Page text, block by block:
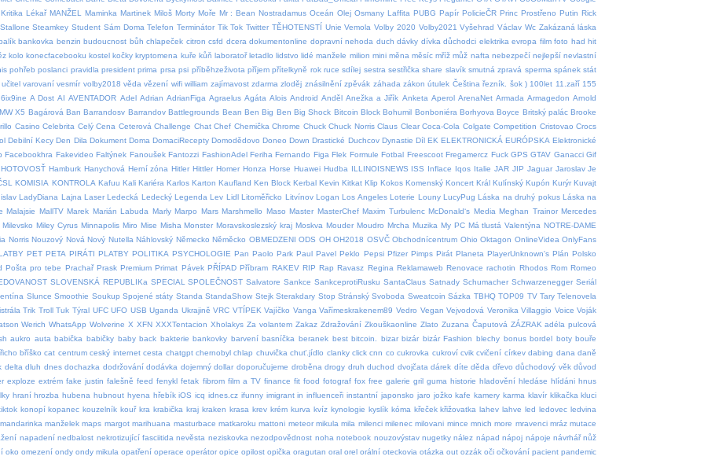
Kritika Lékař MANŽEL Maminka Martinek Miloš Morty Moře Mr : Bean Nostradamus Oceán Olej Osmany Laffita PUBG Papír PolicieČR Princ Prostřeno Putin Rick
Stallone Steamkey Student Sám Doma Telefon Terminátor Tik Tok Twitter TĚHOTENSTÍ Unie Vemola Volby 2020 Volby2021 Vyšehrad Václav Wc Zakázaná láska
bankovka benzin budoucnost bůh chlapeček citron csfd dcera dokumentonline dopravní nehoda duch dávky dívka důchodci elektrika evropa film foto had hit
kolo konecfacebooku kostel kočky kryptomena kuře kůň laboratoř letadlo lidstvo lidé manžele milion mini měna měsíc mříž můž nafta nebezpečí nejlepší nevlastní
pohřeb poslanci pravidla president prima prsa psi příběhzeživota příjem přítelkyně rok ruce sdílej sestra sestřička share slavík smutná zpravá sperma spánek stát
učitel varovaní vesmír volby2018 věda vězení wifi william zajímavost zdarma zloděj znásilnění zpěvák záhada zákon útulek Čeština řezník. šok ) 100let 11.zaří 155
6ix9ine A Dost AI AVENTADOR Adel Adrian AdrianFiga Agraelus Agáta Alois Android Anděl Anežka a Jiřík Anketa Aperol ArenaNet Armada Armagedon Arnold
X5 Bagárová Ban Barrandosv Barrandov Battlegrounds Bean Ben Big Ben Big Shock Bitcoin Block Bohumil Bonboniéra Borhyova Boyce Britský palác Brooke
Casino Celebrita Celý Cena Ceterová Challenge Chat Chef Chemička Chrome Chuck Chuck Norris Claus Clear Coca-Cola Colgate Competition Cristovao Crocs
Debilní Kecy Den Dila Dokument Doma DomaciRecepty Domodědovo Doneo Down Drastické Duchcov Dynastie Díl EK ELEKTRONICKÁ EURÓPSKA Elektronické
Facebookhra Fakevideo Faltýnek Fanoušek Fantozzi FashionAdel Feriha Fernando Figa Flek Formule Fotbal Freescoot Fregamercz Fuck GPS GTAV Ganacci Gif
HOTOVOSŤ Hamburk Hanychová Herní zóna Hitler Hittler Homer Honza Horse Huawei Hudba ILLINOISNEWS ISS Inflace Iqos Italie JAR JIP Jaguar Jaroslav Je
KOMISIA KONTROLA Kafuu Kali Kariéra Karlos Karton Kaufland Ken Block Kerbal Kevin Kitkat Klip Kokos Komenský Koncert Král Kulínský Kupón Kurýr Kuvajt
LadyDiana Lajna Laser Ledecká Ledecký Legenda Lev Lidl Litoměřicko Litvínov Logan Los Angeles Loterie Louny LucyPug Láska na druhý pokus Láska na
Malajsie MallTV Marek Marián Labuda Marly Marpo Mars Marshmello Maso Master MasterChef Maxim Turbulenc McDonald‘s Media Meghan Trainor Mercedes
Milevsko Miley Cyrus Minnapolis Miro Mise Misha Monster Moravskoslezský kraj Moskva Mouder Moudro Mrcha Muzika My PC Má tlustá Valentýna NOTRE-DAME
Norris Nouzový Nová Nový Nutella Náhlovský Německo Něměcko OBMEDZENI ODS OH OH2018 OSVČ Obchodnícentrum Ohio Oktagon OnlineVidea OnlyFans
PET PETA PIRÁTI PLATBY POLITIKA PSYCHOLOGIE Pan Paolo Park Paul Pavel Peklo Pepsi Pfizer Pimps Pirát Planeta PlayerUnknown's Plán Polsko
Pošta pro tebe Prachař Prask Premium Primat Pávek PŘÍPAD Příbram RAKEV RIP Rap Ravasz Regina Reklamaweb Renovace rachotin Rhodos Rom Romeo
SLOVENSKÁ REPUBLIKa SPECIAL SPOLEČNOST Salvatore Sankce SankceprotiRusku SantaClaus Satnady Schumacher Schwarzenegger Seriál
Slunce Smoothie Soukup Spojené státy Standa StandaShow Stejk Sterakdary Stop Stránský Svoboda Sweatcoin Sázka TBHQ TOP09 TV Tary Telenovela
Trik Troll Tuk Týral UFC UFO USB Uganda Ukrajině VRC VTÍPEK Vajíčko Vanga Vařímeskrakenem89 Vedro Vegan Vejvodová Veronika Villaggio Voice Voják
Werich WhatsApp Wolverine X XFN XXXTentacion Xholakys Za volantem Zakaz Zdražování Zkouškaonline Zlato Zuzana Čaputová ZÁZRAK adéla pulcová
aukro auta babička babičky baby back bakterie bankovky barvení basníčka beranek best bitcoin. bizar bizár bizár Fashion blechy bonus bordel boty bouře
bříško cat centrum ceský internet cesta chatgpt chernobyl chlap chuvička chuť.jídlo clanky click cnn co cukrovka cukroví cvik cvičení církev dabing dana daně
delta dluh dnes dochazka dodržování dodávka dojemný dollar doporučujeme droběna drogy druh duchod dvojčata dárek díte děda dřevo důchodový věk důvod
exploze extrém fake justin falešně feed fenykl fetak fibrom film a TV finance fit food fotograf fox free galerie gril guma historie hladovění hledáse hlídáni hnus
hraní hrozba hubena hubnout hyena hřebík iOS icq idnes.cz ifunny imigrant in influenceři instantní japonsko jaro jožko kafe kamery karma klavír klikačka kluci
konopí kopanec kouzelník kouř kra krabička kraj kraken krasa krev krém kurva kvíz kynologie kyslík kóma křeček křižovatka lahev lahve led ledovec ledvina
mandarinka manželek maps margot marihuana masturbace matkaroku mattoni meteor mikula mila milenci milenec milovani mince mnich more mravenci mráz mutace
napadení nedbalost nekrotizující fasciitida nevěsta neziskovka nezodpovědnost noha notebook nouzovýstav nugetky nález nápad nápoj nápoje návrhář nůž
oko omezení ondy ondy mikula opatření operace operátor opice opilost opička oragutan oral orel orální oteckovia otázka out ozzák oči očkování pacient pandemic